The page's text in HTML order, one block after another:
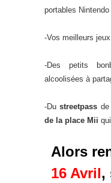
portables Nintendo
-Vos meilleurs
-Des petits
alcoolisées à
-Dustreetpass
de la place Mii
Alors
16 Avril,